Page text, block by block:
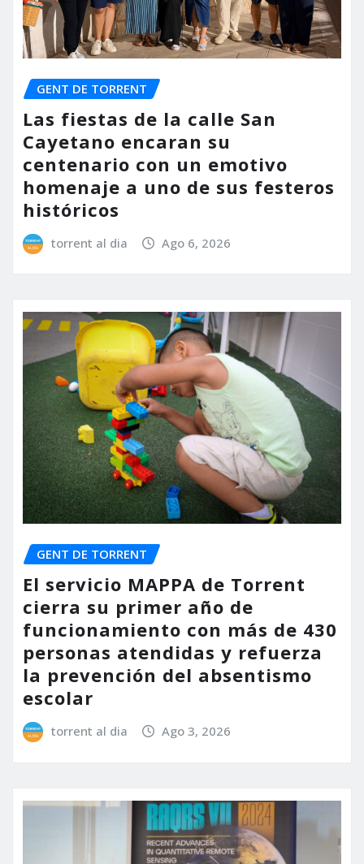
GENT DE TORRENT
Las fiestas de la calle San
Cayetano encaran su
centenario con un emotivo
homenaje a uno de sus festeros
históricos
torrent al dia Ago 6, 2026
GENT DE TORRENT
El servicio MAPPA de Torrent
cierra su primer año de
funcionamiento con más de 430
personas atendidas y refuerza
la prevención del absentismo
escolar
torrent al dia Ago 3, 2026